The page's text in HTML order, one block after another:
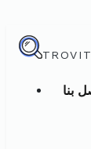
TROVIT